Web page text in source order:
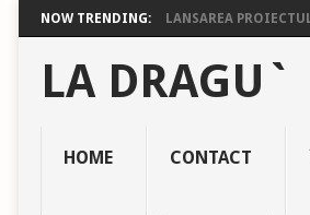
NOW TRENDING: LANSAREA
LA DRAGU`
HOME CONTACT